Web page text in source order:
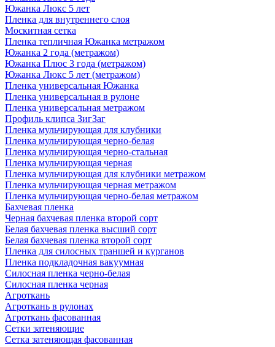
Южанка Люкс 5 лет
Пленка для внутреннего слоя
Москитная сетка
Пленка тепличная Южанка метражом
Южанка 2 года (метражом)
Южанка Плюс 3 года (метражом)
Южанка Люкс 5 лет (метражом)
Пленка универсальная Южанка
Пленка универсальная в рулоне
Пленка универсальная метражом
Профиль клипса ЗигЗаг
Пленка мульчирующая для клубники
Пленка мульчирующая черно-белая
Пленка мульчирующая черно-стальная
Пленка мульчирующая черная
Пленка мульчирующая для клубники метражом
Пленка мульчирующая черная метражом
Пленка мульчирующая черно-белая метражом
Бахчевая пленка
Черная бахчевая пленка второй сорт
Белая бахчевая пленка высший сорт
Белая бахчевая пленка второй сорт
Пленка для силосных траншей и курганов
Пленка подкладочная вакуумная
Силосная пленка черно-белая
Силосная пленка черная
Агроткань
Агроткань в рулонах
Агроткань фасованная
Сетки затеняющие
Сетка затеняющая фасованная